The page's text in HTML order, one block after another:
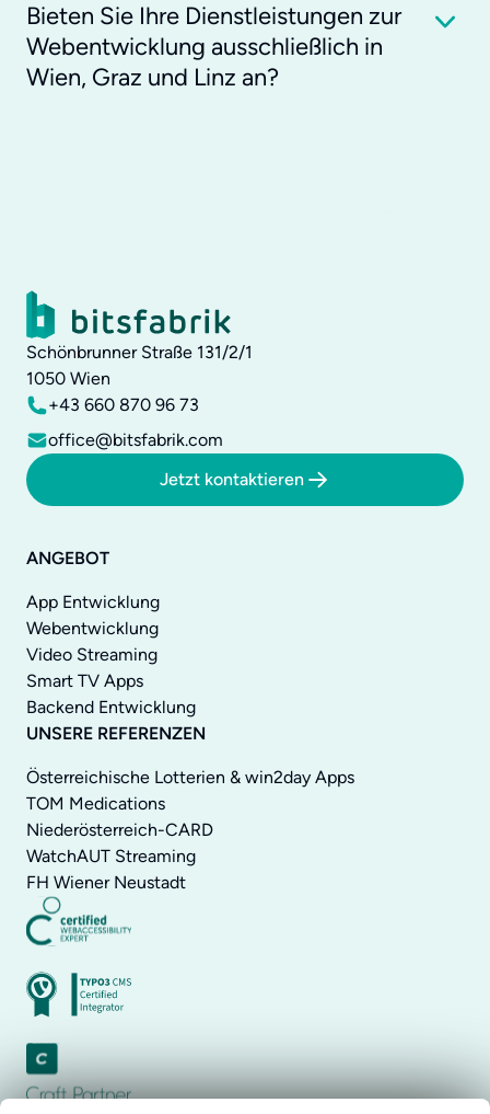
Bieten Sie Ihre Dienstleistungen zur
Webentwicklung ausschließlich in
Wien, Graz und Linz an?
Schönbrunner Straße 131/2/1
1050 Wien
+43 660 870 96 73
office@bitsfabrik.com
Jetzt kontaktieren
ANGEBOT
App Entwicklung
Webentwicklung
Video Streaming
Smart TV Apps
Backend Entwicklung
UNSERE REFERENZEN
Österreichische Lotterien & win2day Apps
TOM Medications
Niederösterreich-CARD
WatchAUT Streaming
FH Wiener Neustadt